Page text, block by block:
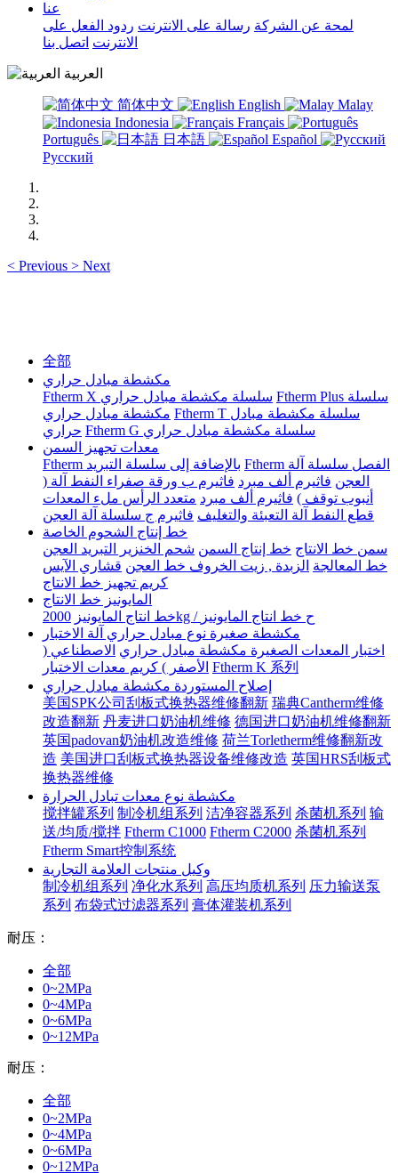
عنا
لمحة عن الشركة رسالة على الانترنت ردود الفعل على
الانترنت اتصل بنا
العربية
简体中文 English
Malay
Indonesia
Français
Português
日本語
Español
Русский
< Previous > Next
全部
مكشطة مبادل حراري
Ftherm X سلسلة مكشطة مبادل حراري Ftherm Plus سلسلة
مكشطة مبادل حراري Ftherm T سلسلة مكشطة مبادل
حراري
Ftherm G سلسلة مكشطة مبادل حراري
معدات تجهيز السمن
Ftherm بالإضافة إلى سلسلة التبريد Ftherm الفصل سلسلة آلة
العجن فاثيرم ألف مبرد فاثيرم ب ورقة صفراء النفط آلة (
أنبوب توقف ) فاثيرم ألف مبرد متعدد الرأس ملء المعدات
قطع النفط آلة التعبئة والتغليف فاثيرم ج سلسلة آلة العجن
خط إنتاج الشحوم الخاصة
سمن خط الانتاج خط إنتاج السمن شحم الخنزير التبريد العجن
خط المعالجة الزبدة , زيت الخروف خط العجن قشاري الآيس
كريم تجهيز خط الانتاج
المايونيز خط الانتاج
خط انتاج المايونيز
2000kg / ح خط انتاج المايونيز
مكشطة صغيرة نوع مبادل حراري آلة الاختبار
اختبار المعدات الصغيرة مكشطة مبادل حراري الاصطناعي (
الأصفر ) كريم معدات الاختبار Ftherm K 系列
إصلاح المستوردة مكشطة مبادل حراري
美国SPK公司刮板式换热器维修翻新 瑞典Cantherm维修
改造翻新 丹麦进口奶油机维修 德国进口奶油机维修翻新
英国padovan奶油机改造维修 荷兰Torletherm维修翻新改
造 美国进口刮板式换热器设备维修改造 英国HRS刮板式
换热器维修
مكشطة نوع معدات تبادل الحرارة
搅拌罐系列 制冷机组系列 洁净容器系列 杀菌机系列 输
送/均质/搅拌 Ftherm C1000 Ftherm C2000 杀菌机系列
Ftherm Smart控制系统
وكيل منتجات العلامة التجارية
制冷机组系列 净化水系列 高压均质机系列 压力输送泵
系列 布袋式过滤器系列 膏体灌装机系列
耐压：
全部
0~2MPa
0~4MPa
0~6MPa
0~12MPa
耐压：
全部
0~2MPa
0~4MPa
0~6MPa
0~12MPa